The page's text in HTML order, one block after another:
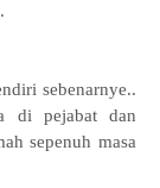
sebenarnye..
di pejabat dan
sepenuh masa